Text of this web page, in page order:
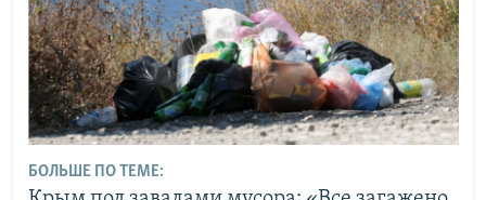
БОЛЬШЕ ПО ТЕМЕ: